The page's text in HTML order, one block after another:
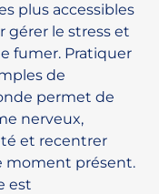
plus accessibles
gérer le stress et
fumer. Pratiquer
de
permet de
nerveux,
et recentrer
moment présent.
est